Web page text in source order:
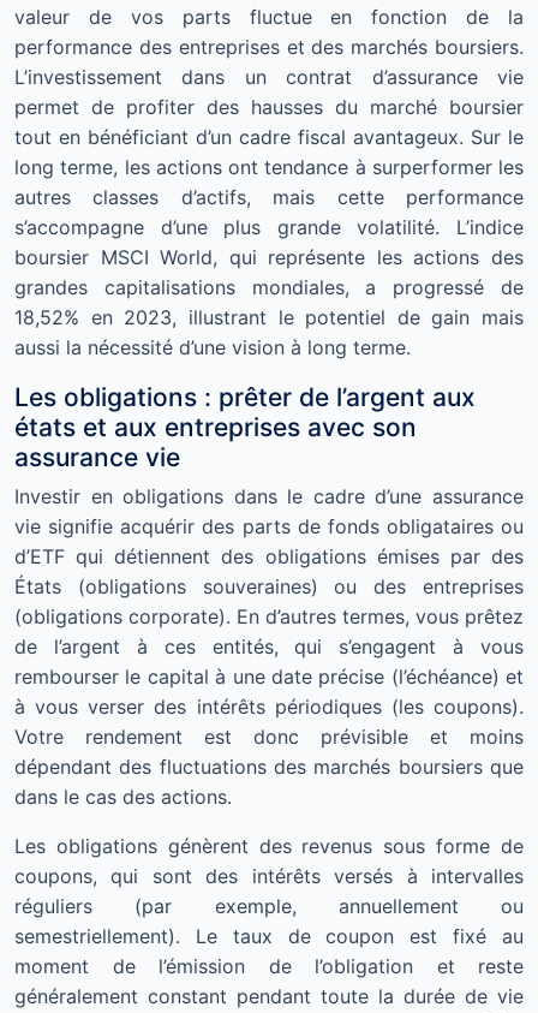
valeur de vos parts fluctue en fonction de la
performance des entreprises et des marchés boursiers.
L’investissement dans un contrat d’assurance vie
permet de profiter des hausses du marché boursier
tout en bénéficiant d’un cadre fiscal avantageux. Sur le
long terme, les actions ont tendance à surperformer les
autres classes d’actifs, mais cette performance
s’accompagne d’une plus grande volatilité. L’indice
boursier MSCI World, qui représente les actions des
grandes capitalisations mondiales, a progressé de
18,52% en 2023, illustrant le potentiel de gain mais
aussi la nécessité d’une vision à long terme.
Les obligations : prêter de l’argent aux
états et aux entreprises avec son
assurance vie
Investir en obligations dans le cadre d’une assurance
vie signifie acquérir des parts de fonds obligataires ou
d’ETF qui détiennent des obligations émises par des
États (obligations souveraines) ou des entreprises
(obligations corporate). En d’autres termes, vous prêtez
de l’argent à ces entités, qui s’engagent à vous
rembourser le capital à une date précise (l’échéance) et
à vous verser des intérêts périodiques (les coupons).
Votre rendement est donc prévisible et moins
dépendant des fluctuations des marchés boursiers que
dans le cas des actions.
Les obligations génèrent des revenus sous forme de
coupons, qui sont des intérêts versés à intervalles
réguliers (par exemple, annuellement ou
semestriellement). Le taux de coupon est fixé au
moment de l’émission de l’obligation et reste
généralement constant pendant toute la durée de vie